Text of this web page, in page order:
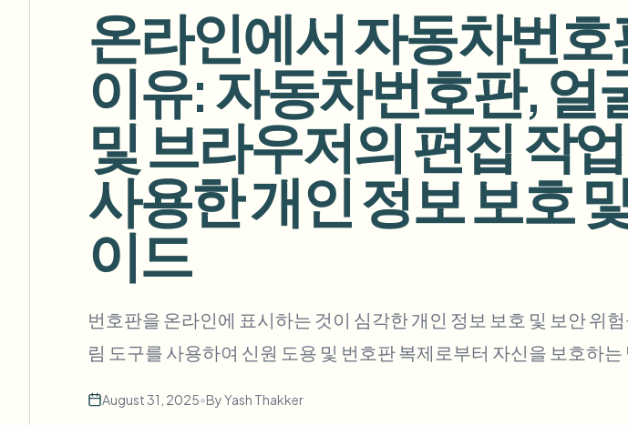
Browse every blur tool in one place
Ecosystem
비디오 인텔리전스
Ask questions and get AI summaries
Categories
Vlogger Moto Vlogger
FOIA, 안전한 공개 및 편집
문의 양식
볼륨, 규정 준수, 통합에 대해 문의하세요.
대량 처리 준비
문의 양식
에코시스템
비디오 인
비디오 검
온라인에서 자동차번
이유: 자동차번호판, 얼
및 브라우저의 편집 작
사용한 개인 정보 보호
이드
번호판을 온라인에 표시하는 것이 심각한 개인 정보 보호 및 보안
림 도구를 사용하여 신원 도용 및 번호판 복제로부터 자신을 보호하
August 31, 2025•ByYash Thakker